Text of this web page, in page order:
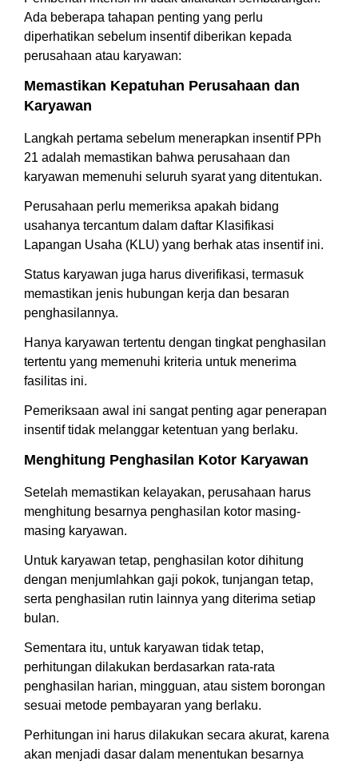
Ada beberapa tahapan penting yang perlu
diperhatikan sebelum insentif diberikan kepada
perusahaan atau karyawan:
Memastikan Kepatuhan Perusahaan dan
Karyawan
Langkah pertama sebelum menerapkan insentif PPh
21 adalah memastikan bahwa perusahaan dan
karyawan memenuhi seluruh syarat yang ditentukan.
Perusahaan perlu memeriksa apakah bidang
usahanya tercantum dalam daftar Klasifikasi
Lapangan Usaha (KLU) yang berhak atas insentif ini.
Status karyawan juga harus diverifikasi, termasuk
memastikan jenis hubungan kerja dan besaran
penghasilannya.
Hanya karyawan tertentu dengan tingkat penghasilan
tertentu yang memenuhi kriteria untuk menerima
fasilitas ini.
Pemeriksaan awal ini sangat penting agar penerapan
insentif tidak melanggar ketentuan yang berlaku.
Menghitung Penghasilan Kotor Karyawan
Setelah memastikan kelayakan, perusahaan harus
menghitung besarnya penghasilan kotor masing-
masing karyawan.
Untuk karyawan tetap, penghasilan kotor dihitung
dengan menjumlahkan gaji pokok, tunjangan tetap,
serta penghasilan rutin lainnya yang diterima setiap
bulan.
Sementara itu, untuk karyawan tidak tetap,
perhitungan dilakukan berdasarkan rata-rata
penghasilan harian, mingguan, atau sistem borongan
sesuai metode pembayaran yang berlaku.
Perhitungan ini harus dilakukan secara akurat, karena
akan menjadi dasar dalam menentukan besarnya